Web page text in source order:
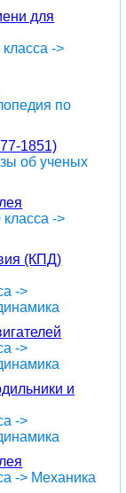
для
->
по
1851)
об ученых
->
(КПД)
->
->
и
->
-> Механика